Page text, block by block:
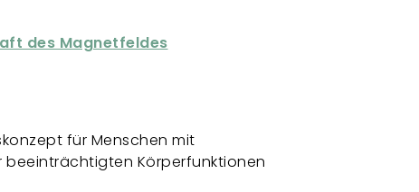
des Magnetfeldes
für Menschen mit
beeinträchtigten Körperfunktionen